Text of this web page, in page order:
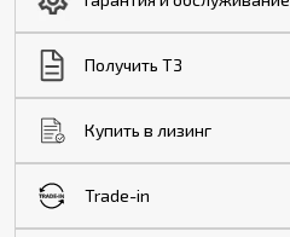
Получить ТЗ
Купить в лизинг
Trade-in